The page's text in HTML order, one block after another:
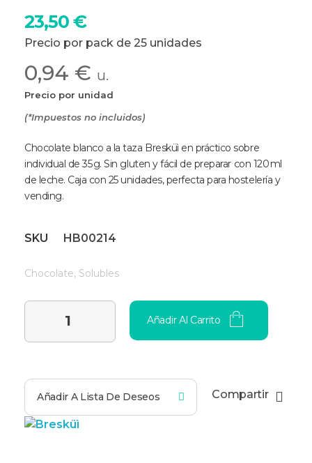
Precio por pack de 25 unidades
(*Impuestos no incluidos)
23,50 €
Precio por unidad
Chocolate blanco a la taza Bresküì en práctico sobre
individual de 35 g. Sin gluten y fácil de preparar con 120 ml
de leche. Caja con 25 unidades, perfecta para hostelería y
vending.
Añadir Al Carrito
Añadir A Lista De Deseos Compartir
SKU HB00214
Chocolate, Solubles
0,94 € u.